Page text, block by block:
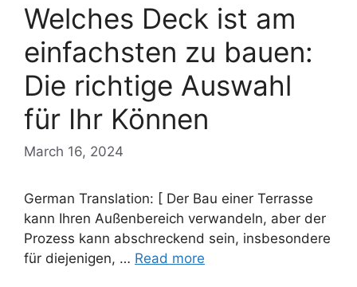
Welches Deck ist am
einfachsten zu bauen:
Die richtige Auswahl
für Ihr Können
March 16, 2024
German Translation: [ Der Bau einer Terrasse
kann Ihren Außenbereich verwandeln, aber der
Prozess kann abschreckend sein, insbesondere
für diejenigen, … Read more